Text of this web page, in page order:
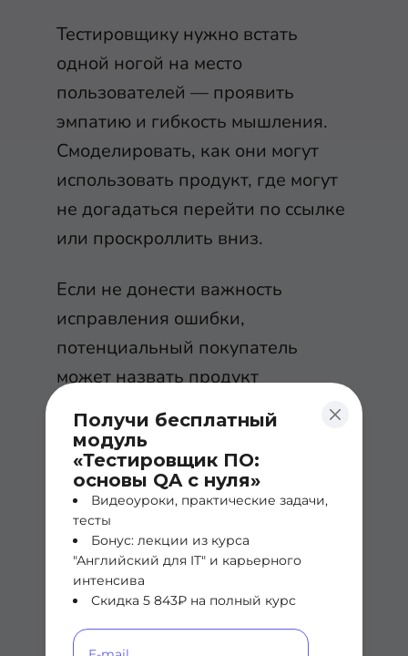
Получи бесплатный
модуль
«Тестировщик ПО:
основы QA с нуля»
Видеоуроки, практические задачи,
тесты
Бонус: лекции из курса
"Английский для IT" и карьерного
интенсива
Скидка 5 843₽ на полный курс
Тестировщику нужно встать
одной ногой на место
пользователей — проявить
эмпатию и гибкость мышления.
Смоделировать, как они могут
использовать продукт, где могут
не догадаться перейти по ссылке
или проскроллить вниз.
Если не донести важность
исправления ошибки,
потенциальный покупатель
может назвать продукт
«интуитивно непонятным
интерфейсом» и отказаться от
использования приложения или
сайта — из-за этого пострадает и
продукт, и компания.
Как стать этим героем
Тестировщиком можно стать без